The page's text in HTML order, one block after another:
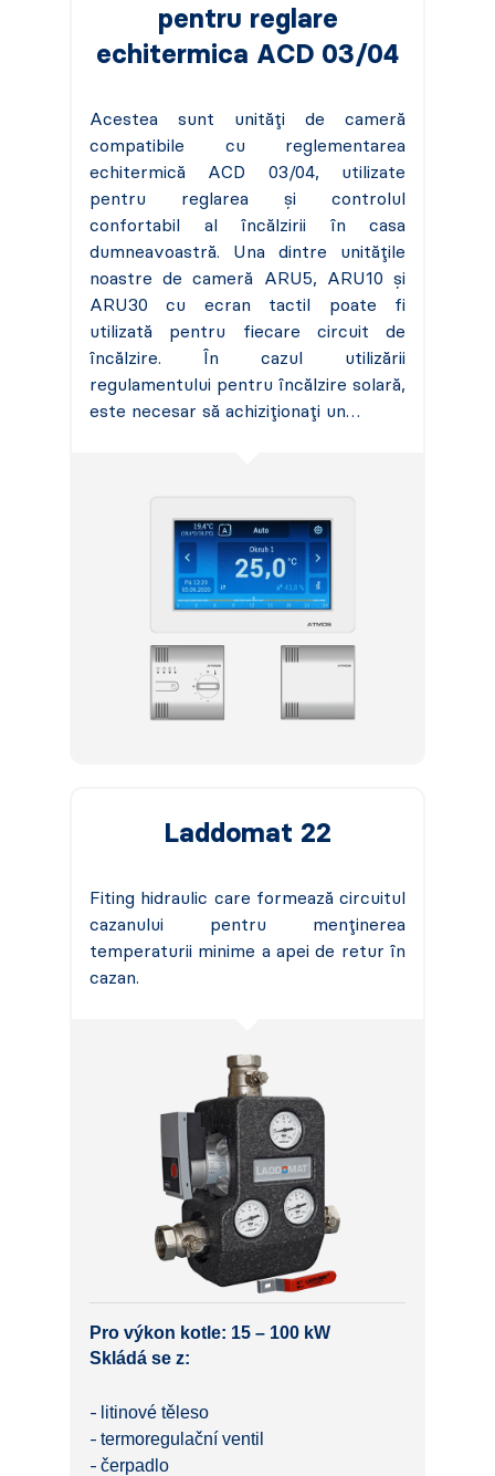
pentru reglare
echitermica ACD 03/04
Acestea sunt unități de cameră
compatibile cu reglementarea
echitermică ACD 03/04, utilizate
pentru reglarea și controlul
confortabil al încălzirii în casa
dumneavoastră. Una dintre unitățile
noastre de cameră ARU5, ARU10 și
ARU30 cu ecran tactil poate fi
utilizată pentru fiecare circuit de
încălzire. În cazul utilizării
regulamentului pentru încălzire solară,
este necesar să achiziționați un…
Laddomat 22
Fiting hidraulic care formează circuitul
cazanului pentru menținerea
temperaturii minime a apei de retur în
cazan.
Pro výkon kotle: 15 – 100 kW
Skládá se z:
litinové těleso
termoregulační ventil
čerpadlo